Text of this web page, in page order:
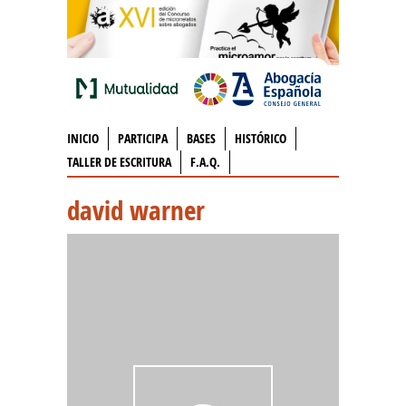
INICIO PARTICIPA BASES
HISTÓRICO
TALLER DE ESCRITURA
F.A.Q.
david warner